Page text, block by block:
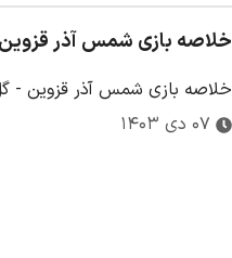
خلاصه بازی شمس آذر قزوین 0 - گل گهر
خلاصه بازی شمس آذر قزوین - گل گهر سیرجان در
۰۷ دی ۱۴۰۳